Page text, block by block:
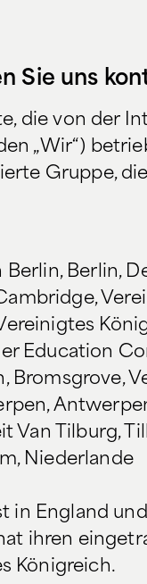
Sie uns
die von der
„Wir“)
Gruppe,
Berlin,
Education
Bromsgrove,
Van Tilburg,
Niederlande
in England
ihren
Königreich.